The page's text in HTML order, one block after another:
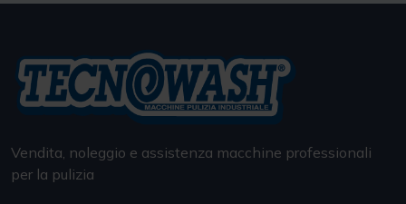
Vendita, noleggio e assistenza macchine professionali
per la pulizia
Via Europa, 2 24040 Comun Nuovo (BG)